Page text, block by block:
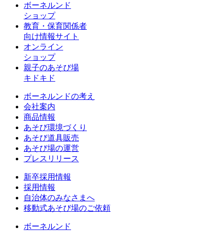
ボーネルンド
ショップ
教育・保育関係者
向け情報サイト
オンライン
ショップ
親子のあそび場
キドキド
ボーネルンドの考え
会社案内
商品情報
あそび環境づくり
あそび道具販売
あそび場の運営
プレスリリース
新卒採用情報
採用情報
自治体のみなさまへ
移動式あそび場のご依頼
ボーネルンド